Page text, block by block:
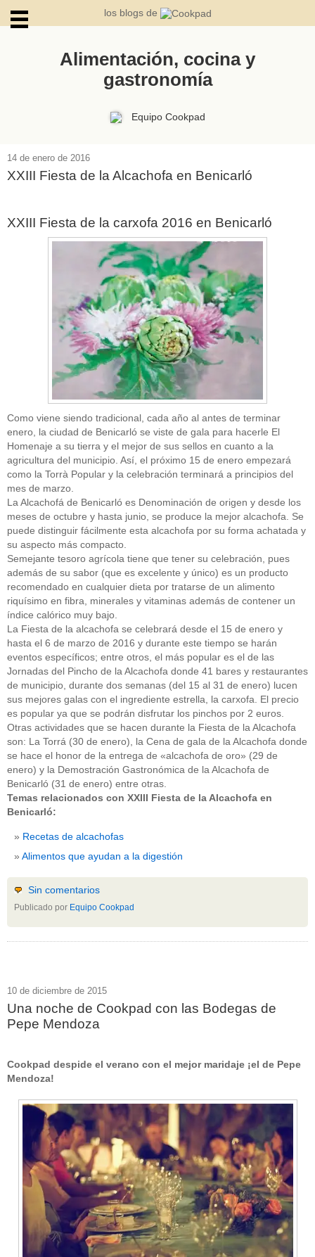
los blogs de
Alimentación, cocina y
gastronomía
Equipo Cookpad
14 de enero de 2016
XXIII Fiesta de la Alcachofa en Benicarló
XXIII Fiesta de la carxofa 2016 en Benicarló
Como viene siendo tradicional, cada año al antes de terminar
enero, la ciudad de Benicarló se viste de gala para hacerle El
Homenaje a su tierra y el mejor de sus sellos en cuanto a la
agricultura del municipio. Así, el próximo 15 de enero empezará
como la Torrà Popular y la celebración terminará a principios del
mes de marzo.
La Alcachofá de Benicarló es Denominación de origen y desde los
meses de octubre y hasta junio, se produce la mejor alcachofa. Se
puede distinguir fácilmente esta alcachofa por su forma achatada y
su aspecto más compacto.
Semejante tesoro agrícola tiene que tener su celebración, pues
además de su sabor (que es excelente y único) es un producto
recomendado en cualquier dieta por tratarse de un alimento
riquísimo en fibra, minerales y vitaminas además de contener un
índice calórico muy bajo.
La Fiesta de la alcachofa se celebrará desde el 15 de enero y
hasta el 6 de marzo de 2016 y durante este tiempo se harán
eventos específicos; entre otros, el más popular es el de las
Jornadas del Pincho de la Alcachofa donde 41 bares y restaurantes
de municipio, durante dos semanas (del 15 al 31 de enero) lucen
sus mejores galas con el ingrediente estrella, la carxofa. El precio
es popular ya que se podrán disfrutar los pinchos por 2 euros.
Otras actividades que se hacen durante la Fiesta de la Alcachofa
son: La Torrá (30 de enero), la Cena de gala de la Alcachofa donde
se hace el honor de la entrega de «alcachofa de oro» (29 de
enero) y la Demostración Gastronómica de la Alcachofa de
Benicarló (31 de enero) entre otras.
Temas relacionados con XXIII Fiesta de la Alcachofa en
Benicarló:
Recetas de alcachofas
Alimentos que ayudan a la digestión
Sin comentarios
Publicado por Equipo Cookpad
10 de diciembre de 2015
Una noche de Cookpad con las Bodegas de
Pepe Mendoza
Cookpad despide el verano con el mejor maridaje ¡el de Pepe
Mendoza!